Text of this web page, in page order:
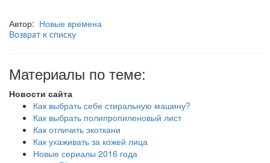
Автор: Новые времена
Возврат к списку
Материалы по теме:
Новости сайта
Как выбрать себе стиральную машину?
Как выбрать полипропиленовый лист
Как отличить экоткани
Как ухаживать за кожей лица
Новые сериалы 2016 года